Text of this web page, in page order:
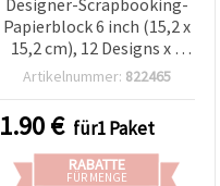
Papierblock 6 inch (15,2 x
15,2 cm), 12 Designs x 2
Bögen, sortiert
Artikelnummer: 822465
1.90€ für1 Paket
RABATTE
FÜR MENGE